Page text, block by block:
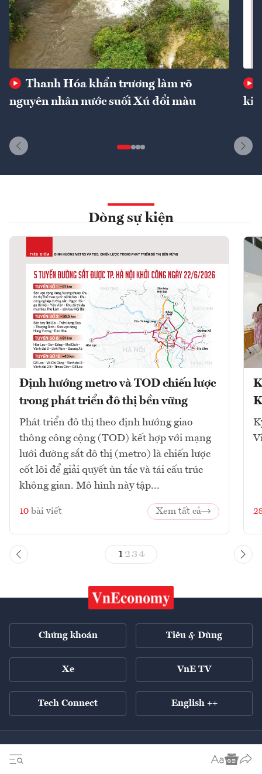
Thanh Hóa khẩn trương làm rõ
nguyên nhân nước suối Xú đổi màu
Dòng sự kiện
Định hướng metro và TOD chiến lược
trong phát triển đô thị bền vững
Phát triển đô thị theo định hướng giao
thông công cộng (TOD) kết hợp với mạng
lưới đường sắt đô thị (metro) là chiến lược
cốt lõi để giải quyết ùn tắc và tái cấu trúc
không gian. Mô hình này tập...
10 bài viết Xem tất cả
1 23 4
Chứng khoán Tiêu & Dùng
Xe VnE TV
Tech Connect English ++